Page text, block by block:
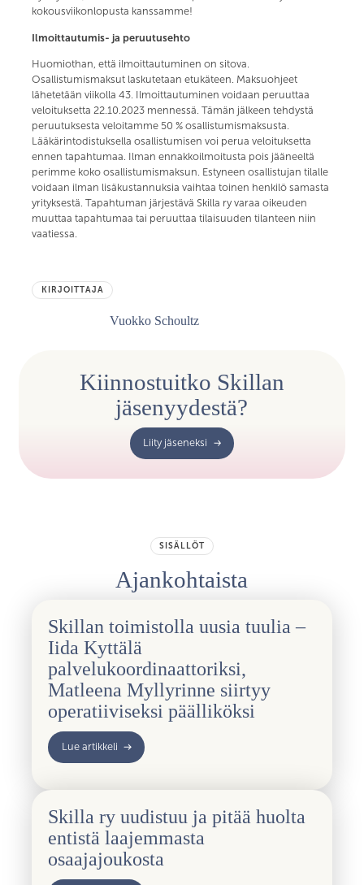
kokousviikonlopusta kanssamme!
Ilmoittautumis- ja peruutusehto
Huomiothan, että ilmoittautuminen on sitova.
Osallistumismaksut laskutetaan etukäteen. Maksuohjeet
lähetetään viikolla 43. Ilmoittautuminen voidaan peruuttaa
veloituksetta 22.10.2023 mennessä. Tämän jälkeen tehdystä
peruutuksesta veloitamme 50 % osallistumismaksusta.
Lääkärintodistuksella osallistumisen voi perua veloituksetta
ennen tapahtumaa. Ilman ennakkoilmoitusta pois jääneeltä
perimme koko osallistumismaksun. Estyneen osallistujan tilalle
voidaan ilman lisäkustannuksia vaihtaa toinen henkilö samasta
yrityksestä. Tapahtuman järjestävä Skilla ry varaa oikeuden
muuttaa tapahtumaa tai peruuttaa tilaisuuden tilanteen niin
vaatiessa.
KIRJOITTAJA
Vuokko Schoultz
Kiinnostuitko Skillan
jäsenyydestä?
Liity jäseneksi
SISÄLLÖT
Ajankohtaista
Skillan toimistolla uusia tuulia –
Iida Kyttälä
palvelukoordinaattoriksi,
Matleena Myllyrinne siirtyy
operatiiviseksi päälliköksi
Lue artikkeli
Skilla ry uudistuu ja pitää huolta
entistä laajemmasta
osaajajoukosta